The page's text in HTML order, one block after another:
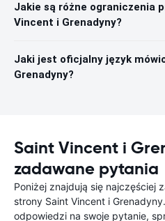
Jakie są różne ograniczenia
Vincent i Grenadyny?
Jaki jest oficjalny język
Grenadyny?
Saint Vincent i
zadawane pytania
Poniżej znajdują się najczęściej
strony Saint Vincent i
odpowiedzi na swoje pytanie,